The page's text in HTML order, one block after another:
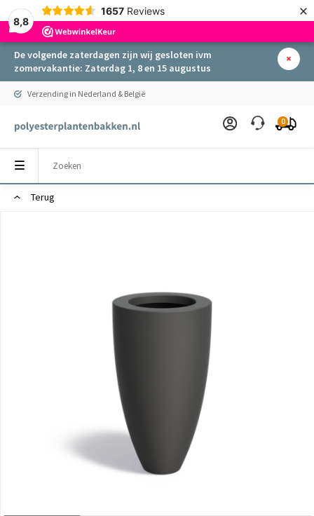
8,8
1657 Reviews ×
De volgende zaterdagen zijn wij gesloten ivm
zomervakantie: Zaterdag 1, 8 en 15 augustus
Verzending in Nederland & België
0
Terug